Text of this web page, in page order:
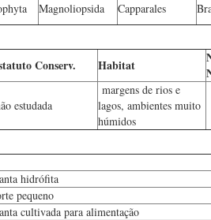
Magnoliopsida Capparales
Conserv. Habitat
estudada
margens de rios e
lagos, ambientes muito
húmidos
hidrófita
pequeno
cultivada para alimentação